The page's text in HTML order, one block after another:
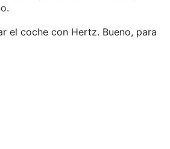
el coche con Hertz. Bueno, para